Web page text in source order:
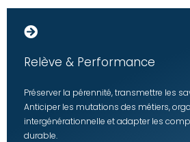
Relève & Performance
Préserver la pérennité, transmettre les
Anticiper les mutations des métiers,
intergénérationnelle et adapter les
durable.